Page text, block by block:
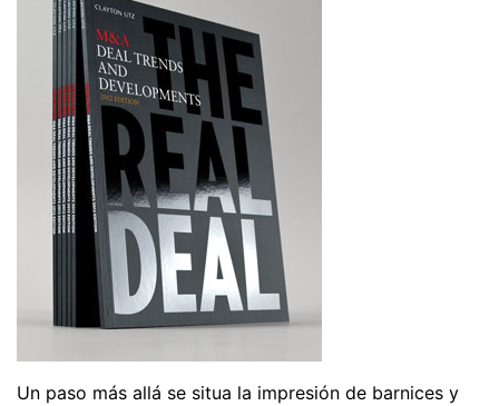
Un paso más allá se situa la impresión de barnices y